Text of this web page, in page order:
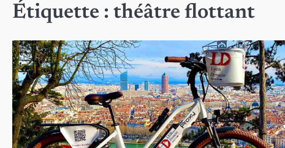
Étiquette : théâtre flottant